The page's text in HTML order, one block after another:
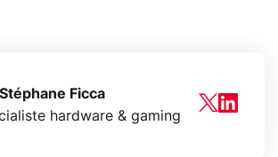
Stéphane Ficca
hardware & gaming